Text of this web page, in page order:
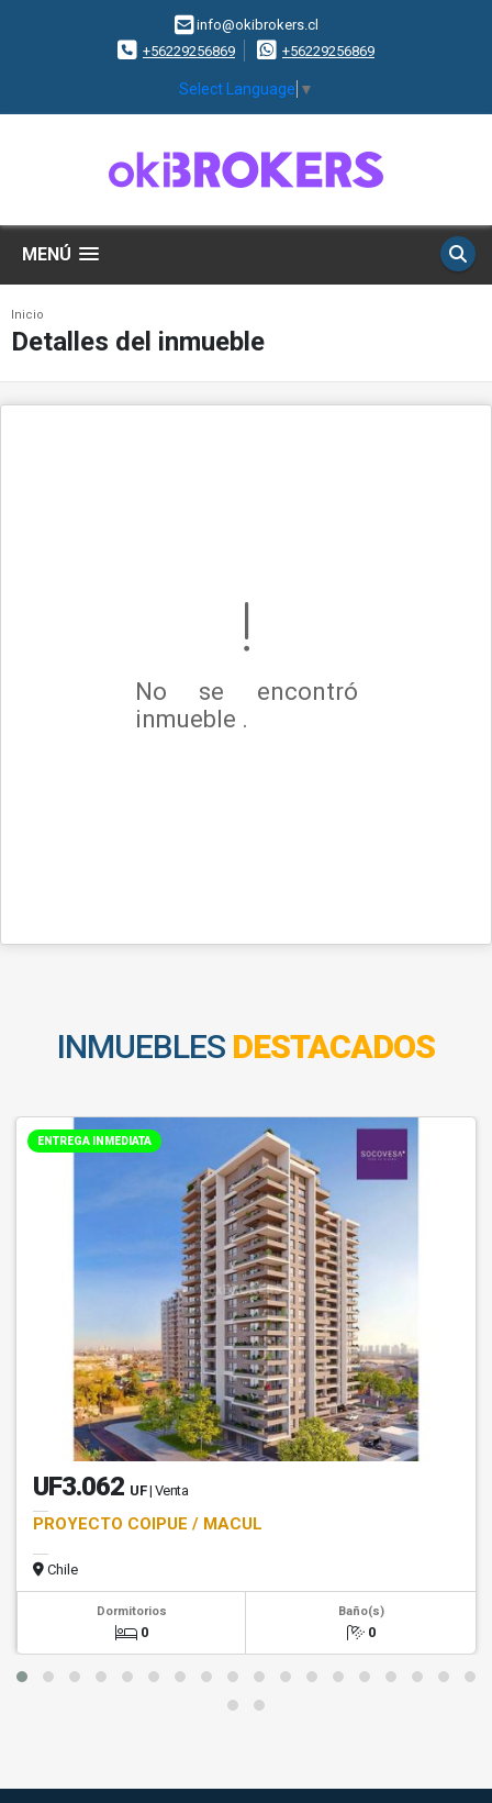
info@okibrokers.cl
+56229256869
+56229256869
Select Language ▼
MENÚ
Inicio
Detalles del inmueble
No se encontró
inmueble .
INMUEBLES DESTACADOS
ENTREGA INMEDIATA
UF3.062 UF | Venta
PROYECTO COIPUE / MACUL
Chile
Dormitorios
0
Baño(s)
0